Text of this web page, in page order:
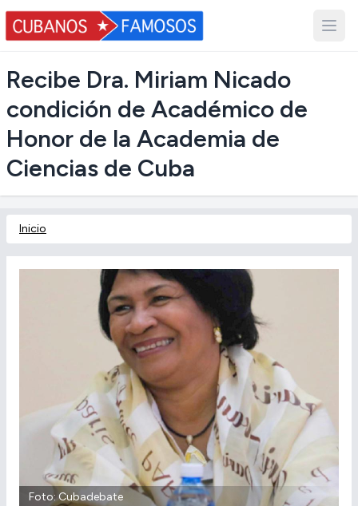
Recibe Dra. Miriam Nicado
condición de Académico de
Honor de la Academia de
Ciencias de Cuba
Inicio
Foto: Cubadebate